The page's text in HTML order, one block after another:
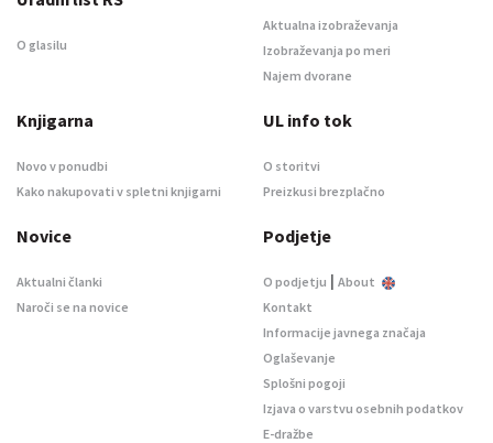
O glasilu
Aktualna izobraževanja
Izobraževanja po meri
Najem dvorane
Knjigarna
Novo v ponudbi
Kako nakupovati v spletni knjigarni
UL info tok
O storitvi
Preizkusi brezplačno
Novice
Aktualni članki
Naroči se na novice
Podjetje
O podjetju | About
Kontakt
Informacije javnega značaja
Oglaševanje
Splošni pogoji
Izjava o varstvu osebnih podatkov
E-dražbe